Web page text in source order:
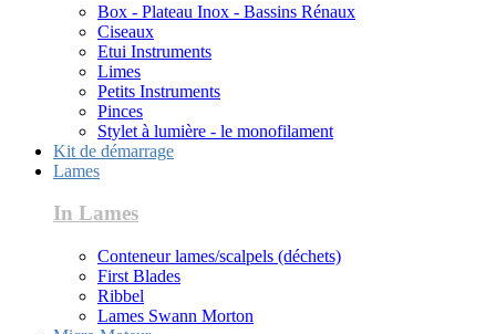
Box - Plateau Inox - Bassins Rénaux
Ciseaux
Etui Instruments
Limes
Petits Instruments
Pinces
Stylet à lumière - le monofilament
Kit de démarrage
Lames
In Lames
Conteneur lames/scalpels (déchets)
First Blades
Ribbel
Lames Swann Morton